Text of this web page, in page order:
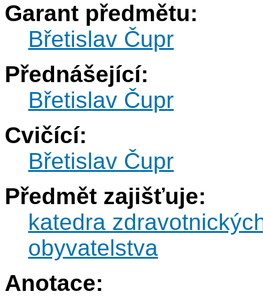
Garant předmětu:
Břetislav Čupr
Přednášející:
Břetislav Čupr
Cvičící:
Břetislav Čupr
Předmět zajišťuje:
katedra
obyvatelstva
Anotace: